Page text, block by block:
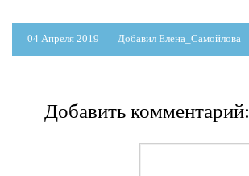
04 Апреля 2019 Добавил Елена_Самойлова
Добавить комментарий: